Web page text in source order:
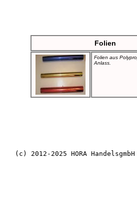
Folien
Folien aus
Anlass.
(c) 2012-2025 HORA HandelsgmbH